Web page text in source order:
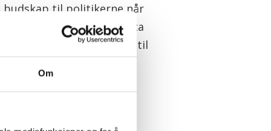
Om
budskap til politikerne når
i regnet og venter på å ta
fra Arbeidergata og ned til